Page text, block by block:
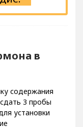
в
3 пробы
установки